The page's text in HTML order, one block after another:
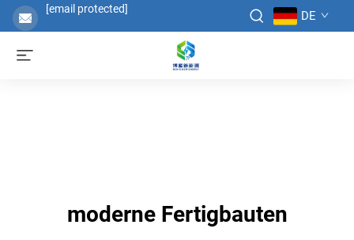
[email protected] DE
moderne Fertigbauten